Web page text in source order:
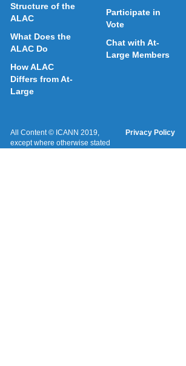
Structure of the
ALAC
What Does the
ALAC Do
How ALAC
Differs from At-
Large
Participate in
Vote
Chat with At-
Large Members
All Content © ICANN 2019,
except where otherwise stated
Privacy Policy